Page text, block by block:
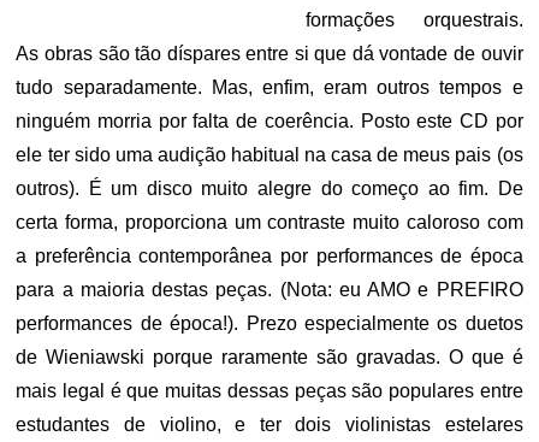
formações orquestrais.
As obras são tão díspares entre si que dá vontade de ouvir
tudo separadamente. Mas, enfim, eram outros tempos e
ninguém morria por falta de coerência. Posto este CD por
ele ter sido uma audição habitual na casa de meus pais (os
outros). É um disco muito alegre do começo ao fim. De
certa forma, proporciona um contraste muito caloroso com
a preferência contemporânea por performances de época
para a maioria destas peças. (Nota: eu AMO e PREFIRO
performances de época!). Prezo especialmente os duetos
de Wieniawski porque raramente são gravadas. O que é
mais legal é que muitas dessas peças são populares entre
estudantes de violino, e ter dois violinistas estelares